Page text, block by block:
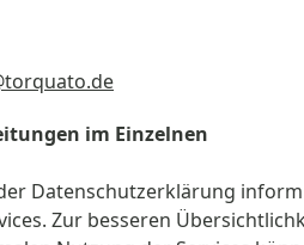
im Einzelnen
Datenschutzerklärung
Zur besseren